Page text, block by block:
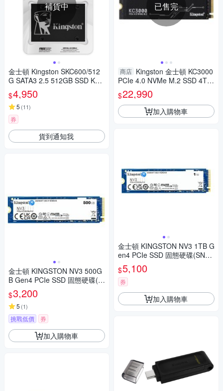
補貨中
金士頓 Kingston SKC600/512
G SATA3 2.5 512GB SSD KC6
00 固態硬碟
$4,950
5 (11)
券
貨到通知我
金士頓 KINGSTON NV3 500G
B Gen4 PCIe SSD 固態硬碟(S
NV3S/500G)
$3,200
5 (1)
挑戰低價 券
加入購物車
已售完
商店 Kingston 金士頓 KC3000
PCIe 4.0 NVMe M.2 SSD 4TB
固態硬碟 3DTLC SKC3000D/4
096G
$22,990
加入購物車
金士頓 KINGSTON NV3 1TB G
en4 PCIe SSD 固態硬碟(SNV3
S/1000G)
$5,100
券
加入購物車